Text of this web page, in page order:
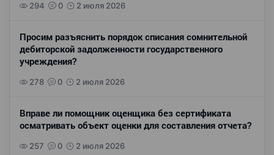
294 0 2 июля 2026
Просим разъяснить порядок списания сомнительной
дебиторской задолженности государственного
учреждения?
278 0 2 июля 2026
Вправе ли помощник оценщика без сертификата
осматривать объект оценки для составления отчета?
257 0 2 июля 2026